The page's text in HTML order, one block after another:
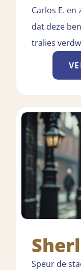
Carlos E.
dat deze
tralies
Speur de